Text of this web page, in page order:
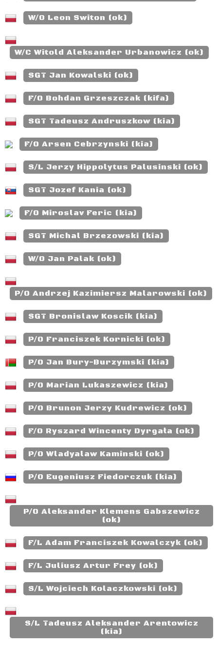
W/O Leon Switon (ok)
W/C Witold Aleksander Urbanowicz (ok)
SGT Jan Kowalski (ok)
F/O Bohdan Grzeszczak (kifa)
SGT Tadeusz Andruszkow (kia)
F/O Arsen Cebrzynski (kia)
S/L Jerzy Hippolytus Palusinski (ok)
SGT Jozef Kania (ok)
F/O Miroslav Feric (kia)
SGT Michal Brzezowski (kia)
W/O Jan Palak (ok)
P/O Andrzej Kazimiersz Malarowski (ok)
SGT Bronislaw Koscik (kia)
P/O Franciszek Kornicki (ok)
P/O Jan Bury-Burzymski (kia)
P/O Marian Lukaszewicz (kia)
P/O Brunon Jerzy Kudrewicz (ok)
F/O Ryszard Wincenty Dyrgała (ok)
P/O Wladyalaw Kaminski (ok)
P/O Eugeniusz Fiedorczuk (kia)
P/O Aleksander Klemens Gabszewicz
(ok)
F/L Adam Franciszek Kowalczyk (ok)
F/L Juliusz Artur Frey (ok)
S/L Wojciech Kolaczkowski (ok)
S/L Tadeusz Aleksander Arentowicz
(kia)